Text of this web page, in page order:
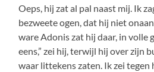
Oeps, hij zat al pal naast mij. Ik
bezweete ogen, dat hij niet
ware Adonis zat hij daar, in volle
eens,” zei hij, terwijl hij over zijn
waar littekens zaten. Ik zei tegen